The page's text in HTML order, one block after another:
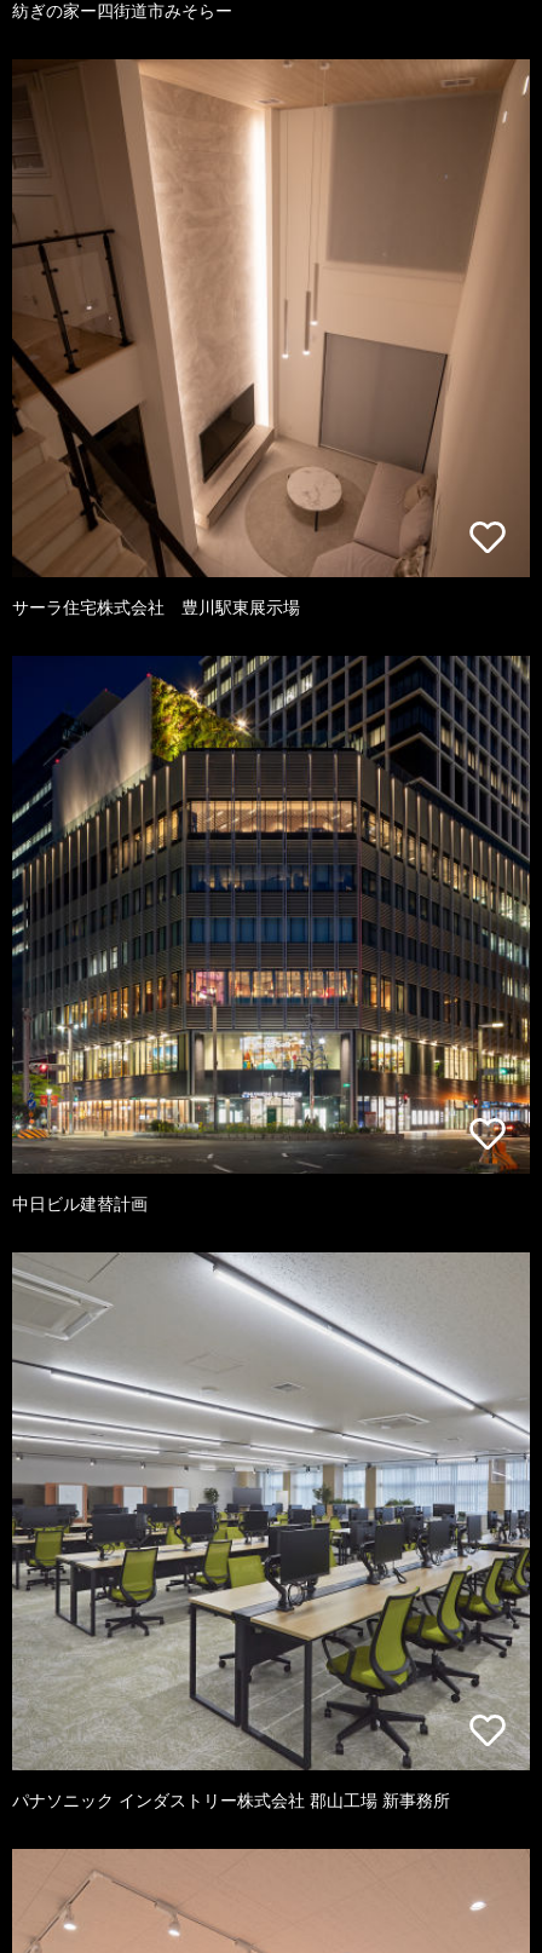
紡ぎの家ー四街道市みそらー
サーラ住宅株式会社 豊川駅東展示場
中日ビル建替計画
パナソニック インダストリー株式会社 郡山工場 新事務所